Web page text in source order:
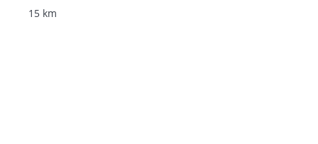
15 km